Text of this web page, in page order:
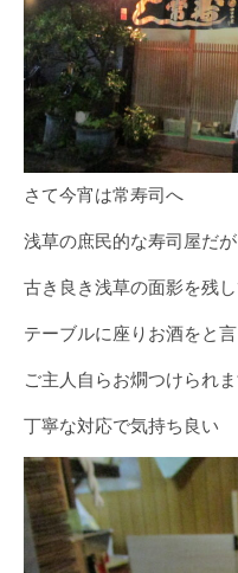
さて今宵は常寿司へ
浅草の庶民的な寿司屋だが
古き良き浅草の面影を残
テーブルに座りお酒をと
ご主人自らお燗つけられ
丁寧な対応で気持ち良い